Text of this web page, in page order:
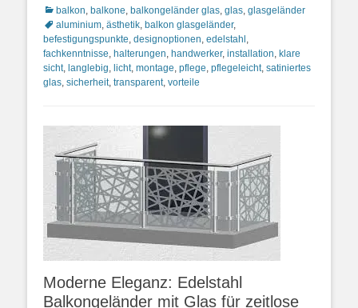
Kategorien
balkon, balkone, balkongeländer glas, glas, glasgeländer
aluminium, ästhetik, balkon glasgeländer,
befestigungspunkte, designoptionen, edelstahl ,
fachkenntnisse, halterungen, handwerker, installation, klare
sicht, langlebig, licht, montage, pflege, pflegeleicht, satiniertes
glas, sicherheit, transparent, vorteile
Moderne Eleganz: Edelstahl
Balkongeländer mit Glas für zeitlose